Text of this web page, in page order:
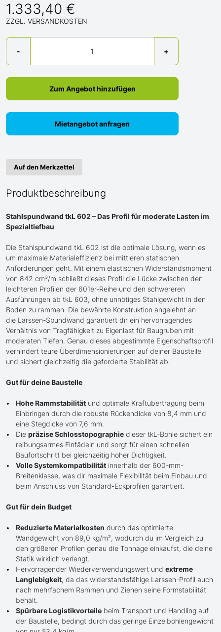
1.333,40 €
ZZGL. VERSANDKOSTEN
-
Menge
+
Zum Angebot hinzufügen
Mietangebot anfragen
Auf den Merkzettel
Produktbeschreibung
Stahlspundwand tkL 602 – Das Profil für moderate Lasten im
Spezialtiefbau
Die Stahlspundwand tkL 602 ist die optimale Lösung, wenn es
um maximale Materialeffizienz bei mittleren statischen
Anforderungen geht. Mit einem elastischen Widerstandsmoment
von 842 cm³/m schließt dieses Profil die Lücke zwischen den
leichteren Profilen der 601er-Reihe und den schwereren
Ausführungen ab tkL 603, ohne unnötiges Stahlgewicht in den
Boden zu rammen. Die bewährte Konstruktion angelehnt an
die Larssen-Spundwand garantiert dir ein hervorragendes
Verhältnis von Tragfähigkeit zu Eigenlast für Baugruben mit
moderaten Tiefen. Genau dieses abgestimmte Eigenschaftsprofil
verhindert teure Überdimensionierungen auf deiner Baustelle
und sichert gleichzeitig die geforderte Stabilität ab.
Gut für deine Baustelle
Hohe Rammstabilität und optimale Kraftübertragung beim
Einbringen durch die robuste Rückendicke von 8,4 mm und
eine Stegdicke von 7,6 mm.
Die präzise Schlosstopographie dieser tkL-Bohle sichert ein
reibungsarmes Einfädeln und sorgt für einen schnellen
Baufortschritt bei gleichzeitig hoher Dichtigkeit.
Volle Systemkompatibilität innerhalb der 600-mm-
Breitenklasse, was dir maximale Flexibilität beim Einbau und
beim Anschluss von Standard-Eckprofilen garantiert.
Gut für dein Budget
Reduzierte Materialkosten durch das optimierte
Wandgewicht von 89,0 kg/m², wodurch du im Vergleich zu
den größeren Profilen genau die Tonnage einkaufst, die deine
Statik wirklich verlangt.
Hervorragender Wiederverwendungswert und extreme
Langlebigkeit, da das widerstandsfähige Larssen-Profil auch
nach mehrfachem Rammen und Ziehen seine Formstabilität
behält.
Spürbare Logistikvorteile beim Transport und Handling auf
der Baustelle, bedingt durch das geringe Einzelbohlengewicht